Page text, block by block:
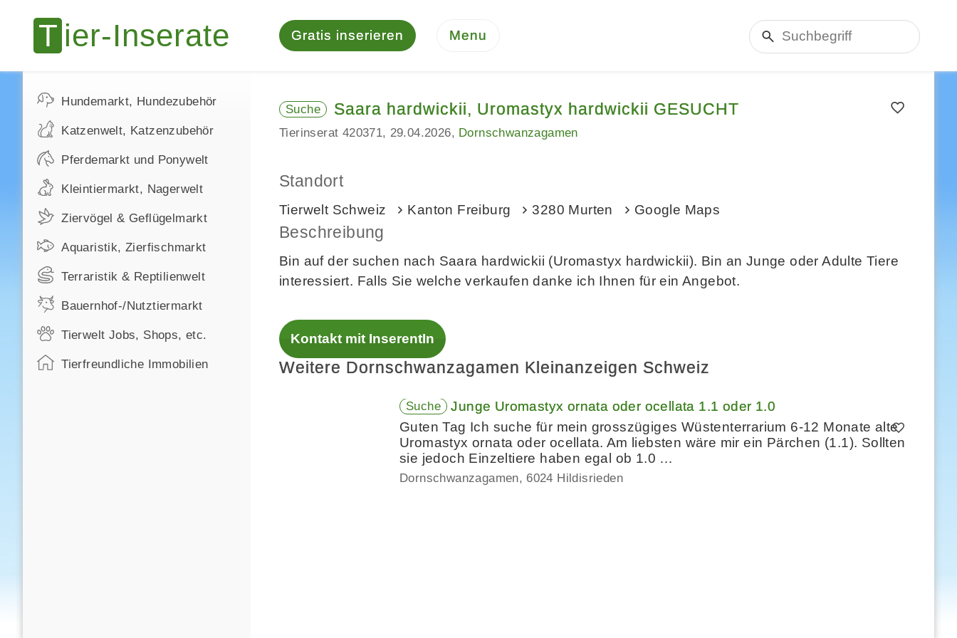
Gratis inserieren Menu
Hundemarkt, Hundezubehör
Katzenwelt, Katzenzubehör
Pferdemarkt und Ponywelt
Kleintiermarkt, Nagerwelt
Ziervögel & Geflügelmarkt
Aquaristik, Zierfischmarkt
Terraristik & Reptilienwelt
Bauernhof-/Nutztiermarkt
Tierwelt Jobs, Shops, etc.
Tierfreundliche Immobilien
Suche Saara hardwickii, Uromastyx hardwickii GESUCHT
Tierinserat 420371 29.04.2026 Dornschwanzagamen
Standort
Tierwelt Schweiz Kanton Freiburg 3280 Murten Google Maps
Beschreibung
Bin auf der suchen nach Saara hardwickii (Uromastyx hardwickii). Bin an Junge oder Adulte Tiere
interessiert. Falls Sie welche verkaufen danke ich Ihnen für ein Angebot.
Kontakt mit InserentIn
Weitere Dornschwanzagamen Kleinanzeigen Schweiz
Suche
Junge Uromastyx ornata oder ocellata 1.1 oder 1.0
Guten Tag Ich suche für mein grosszügiges Wüstenterrarium 6-12 Monate alte
Uromastyx ornata oder ocellata. Am liebsten wäre mir ein Pärchen (1.1). Sollten
sie jedoch Einzeltiere haben egal ob 1.0 …
Dornschwanzagamen 6024 Hildisrieden